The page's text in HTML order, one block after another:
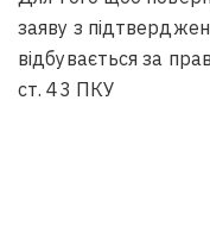
заяву з
відбувається за
ст. 43 ПКУ